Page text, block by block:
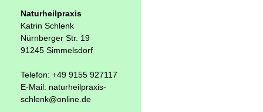
Naturheilpraxis
Katrin Schlenk
Nürnberger Str. 19
91245 Simmelsdorf
Telefon: +49 9155 927117
E-Mail: naturheilpraxis-
schlenk@online.de